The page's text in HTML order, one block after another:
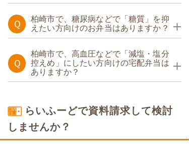
Ｑ
柏崎市で、糖尿病などで「糖質」を抑
えたい方向けのお弁当はありますか？
Ｑ
柏崎市で、高血圧などで「減塩・塩分
控えめ」にしたい方向けの宅配弁当は
ありますか？
らいふーどで資料請求して検討
しませんか？